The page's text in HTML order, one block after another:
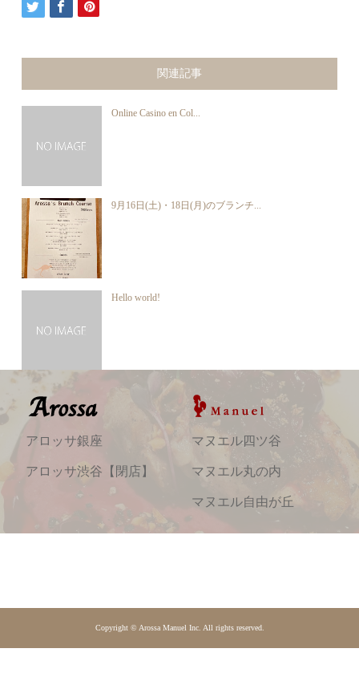
関連記事
Online Casino en Col...
9月16日(土)・18日(月)のブランチ...
Hello world!
アロッサ銀座
アロッサ渋谷【閉店】
マヌエル四ツ谷
マヌエル丸の内
マヌエル自由が丘
Copyright © Arossa Manuel Inc. All rights reserved.